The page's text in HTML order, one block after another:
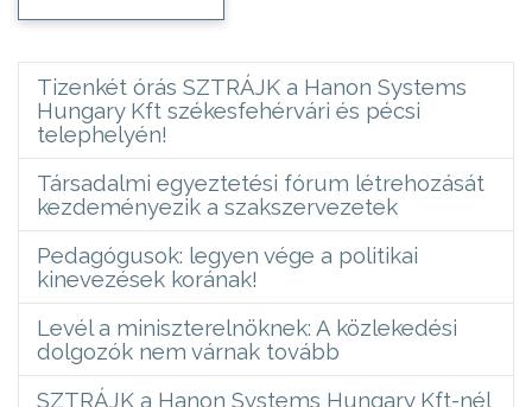
Tizenkét órás SZTRÁJK a Hanon Systems
Hungary Kft székesfehérvári és pécsi
telephelyén!
Társadalmi egyeztetési fórum létrehozását
kezdeményezik a szakszervezetek
Pedagógusok: legyen vége a politikai
kinevezések korának!
Levél a miniszterelnöknek: A közlekedési
dolgozók nem várnak tovább
SZTRÁJK a Hanon Systems Hungary Kft-nél